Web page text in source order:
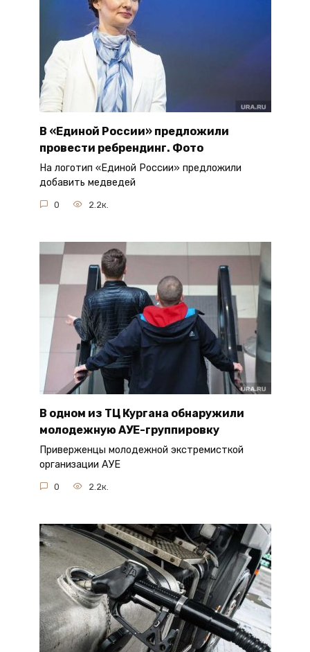
В «Единой России» предложили
провести ребрендинг. Фото
На логотип «Единой России» предложили
добавить медведей
0 2.2к.
В одном из ТЦ Кургана обнаружили
молодежную АУЕ-группировку
Приверженцы молодежной экстремисткой
организации АУЕ
0 2.2к.